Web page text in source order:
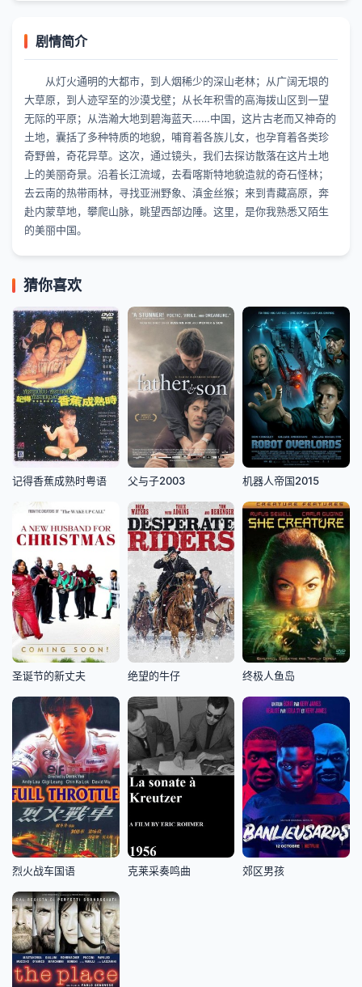
剧情简介
从灯火通明的大都市，到人烟稀少的深山老林；从广阔无垠的
大草原，到人迹罕至的沙漠戈壁；从长年积雪的高海拨山区到一望
无际的平原；从浩瀚大地到碧海蓝天……中国，这片古老而又神奇的
土地，囊括了多种特质的地貌，哺育着各族儿女，也孕育着各类珍
奇野兽，奇花异草。这次，通过镜头，我们去探访散落在这片土地
上的美丽奇景。沿着长江流域，去看喀斯特地貌造就的奇石怪林；
去云南的热带雨林，寻找亚洲野象、滇金丝猴；来到青藏高原，奔
赴内蒙草地，攀爬山脉，眺望西部边陲。这里，是你我熟悉又陌生
的美丽中国。
猜你喜欢
记得香蕉成熟时粤语 父与子2003 机器人帝国2015
圣诞节的新丈夫 绝望的牛仔 终极人鱼岛
烈火战车国语 克莱采奏鸣曲 郊区男孩